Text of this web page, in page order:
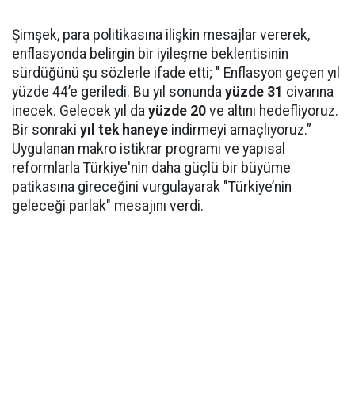
Şimşek, para politikasına ilişkin mesajlar vererek,
enflasyonda belirgin bir iyileşme beklentisinin
sürdüğünü şu sözlerle ifade etti; " Enflasyon geçen yıl
yüzde 44’e geriledi. Bu yıl sonunda yüzde 31 civarına
inecek. Gelecek yıl da yüzde 20 ve altını hedefliyoruz.
Bir sonraki yıl tek haneye indirmeyi amaçlıyoruz.”
Uygulanan makro istikrar programı ve yapısal
reformlarla Türkiye'nin daha güçlü bir büyüme
patikasına gireceğini vurgulayarak "Türkiye’nin
geleceği parlak" mesajını verdi.